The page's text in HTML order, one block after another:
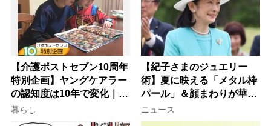
【介護ポストセブン10周年
特別企画】ヤングケアラー
の認知度は10年で変化｜流
行語大賞にノミネート、法
律にも明記されたが果たし
暮らし
【紀子さまのジュエリー
術】夏に映える「メタル枠
パール」＆顔まわりが華や
ぐ「揺れる一粒」の使い分
け方
ニュース